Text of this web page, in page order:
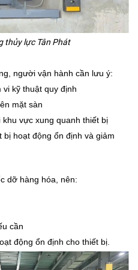
thủy lực Tân Phát
người vận hành cần lưu ý:
kỹ thuật quy định
mặt sàn
vực xung quanh thiết bị
hoạt động ổn định và giảm
dỡ hàng hóa, nên:
cần
động ổn định cho thiết bị.